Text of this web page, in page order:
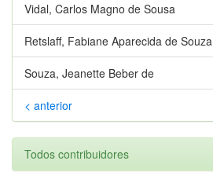
Vidal, Carlos Magno de Sousa
Retslaff, Fabiane Aparecida de Souza
Souza, Jeanette Beber de
< anterior
Todos contribuidores